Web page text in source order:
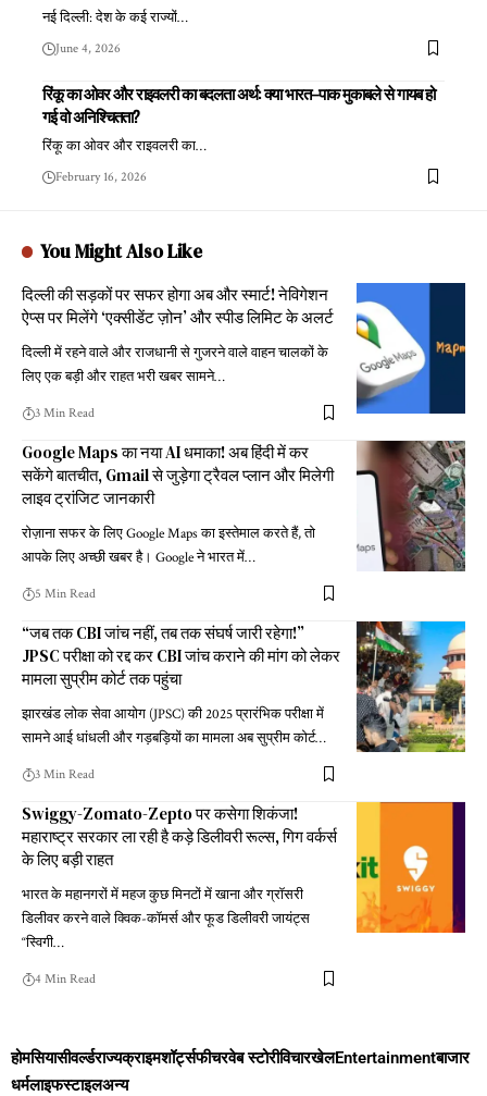
नई दिल्ली: देश के कई राज्यों…
June 4, 2026
रिंकू का ओवर और राइवलरी का बदलता अर्थ: क्या भारत–पाक मुकाबले से गायब हो
गई वो अनिश्चितता?
रिंकू का ओवर और राइवलरी का…
February 16, 2026
You Might Also Like
दिल्ली की सड़कों पर सफर होगा अब और स्मार्ट! नेविगेशन
ऐप्स पर मिलेंगे ‘एक्सीडेंट ज़ोन’ और स्पीड लिमिट के अलर्ट
दिल्ली में रहने वाले और राजधानी से गुजरने वाले वाहन चालकों के
लिए एक बड़ी और राहत भरी खबर सामने…
3 Min Read
Google Maps का नया AI धमाका! अब हिंदी में कर
सकेंगे बातचीत, Gmail से जुड़ेगा ट्रैवल प्लान और मिलेगी
लाइव ट्रांजिट जानकारी
रोज़ाना सफर के लिए Google Maps का इस्तेमाल करते हैं, तो
आपके लिए अच्छी खबर है। Google ने भारत में…
5 Min Read
“जब तक CBI जांच नहीं, तब तक संघर्ष जारी रहेगा!”
JPSC परीक्षा को रद्द कर CBI जांच कराने की मांग को लेकर
मामला सुप्रीम कोर्ट तक पहुंचा
झारखंड लोक सेवा आयोग (JPSC) की 2025 प्रारंभिक परीक्षा में
सामने आई धांधली और गड़बड़ियों का मामला अब सुप्रीम कोर्ट…
3 Min Read
Swiggy-Zomato-Zepto पर कसेगा शिकंजा!
महाराष्ट्र सरकार ला रही है कड़े डिलीवरी रूल्स, गिग वर्कर्स
के लिए बड़ी राहत
भारत के महानगरों में महज कुछ मिनटों में खाना और ग्रॉसरी
डिलीवर करने वाले क्विक-कॉमर्स और फूड डिलीवरी जायंट्स
“स्विगी…
4 Min Read
होमसियासीवर्ल्डराज्यक्राइमशॉर्ट्सफीचरवेब स्टोरीविचारखेलEntertainmentबाजार
धर्मलाइफस्टाइलअन्य